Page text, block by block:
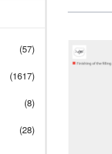
(57)
(1617)
(8)
(28)